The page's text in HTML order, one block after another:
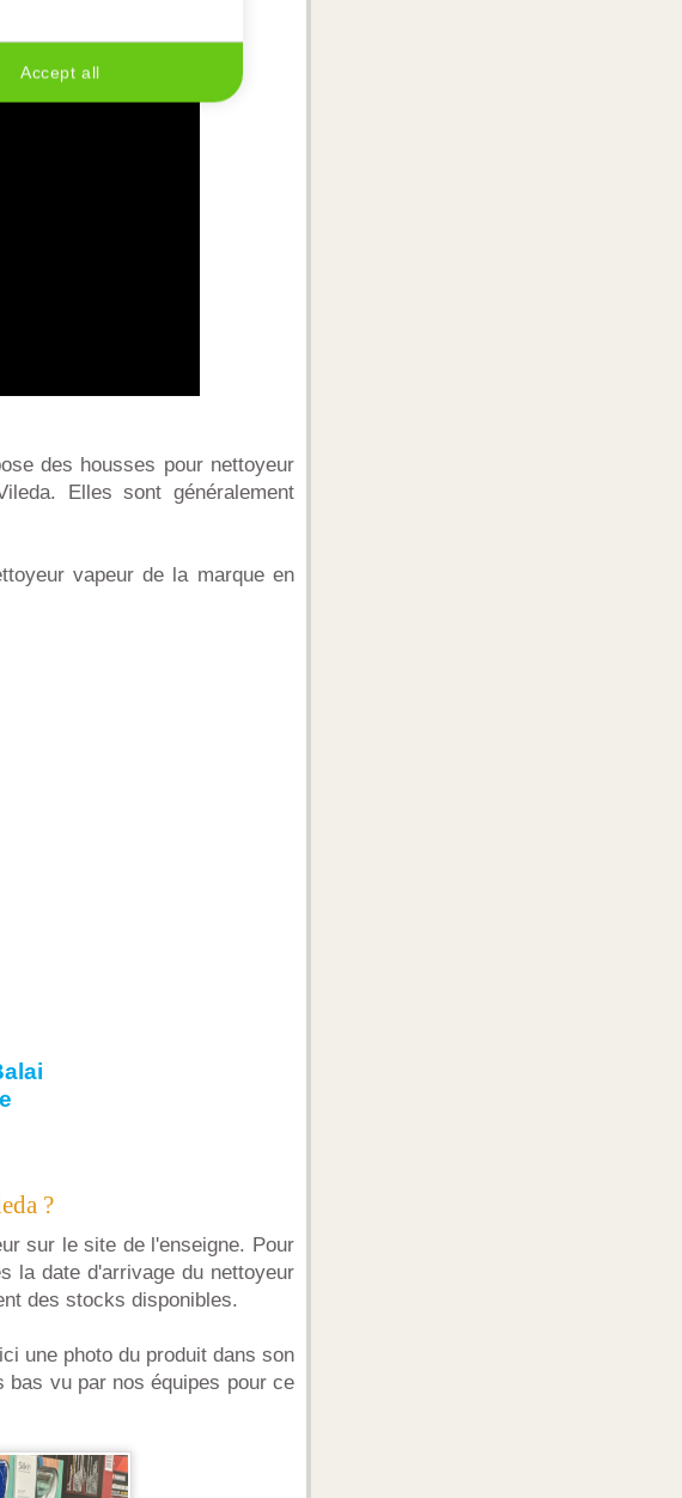
des housses pour nettoyeur
Elles sont généralement
vapeur de la marque en
?
sur le site de l'enseigne. Pour
la date d'arrivage du nettoyeur
des stocks disponibles.
une photo du produit dans son
vu par nos équipes pour ce
Accept all